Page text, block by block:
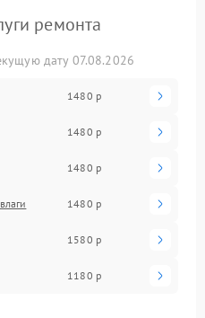
ремонта
дату 07.08.2026
1480 р
1480 р
1480 р
1480 р
1580 р
1180 р